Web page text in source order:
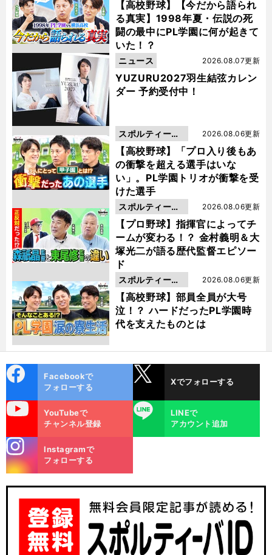
【高校野球】【今だから語られ
る真実】1998年夏・伝説の死
闘の最中にPL学園に何が起きて
いた！？
動画
YUZURU2027羽生結弦カレン
ダー 予約受付中！
2026.08.07更新
ニュース
【高校野球】「プロ入り後もあ
の衝撃を超える選手はいな
い」。PL学園トリオが衝撃を受
けた選手
2026.08.06更新
スポルティーバ
動画
【プロ野球】指揮官によってチ
ームが変わる！？ 金村義明＆大
塚光二が語る歴代監督エピソー
ド
2026.08.06更新
スポルティーバ
動画
【高校野球】部員全員が大号
泣！？ ハードだったPL学園時
代を支えたものとは
2026.08.06更新
スポルティーバ
動画
ok
Facebookで
フォローする
Xでフォローする
YouTubeで
チャンネル登録
LINE
LINEで
アカウント追加
m
Instagramで
フォローする